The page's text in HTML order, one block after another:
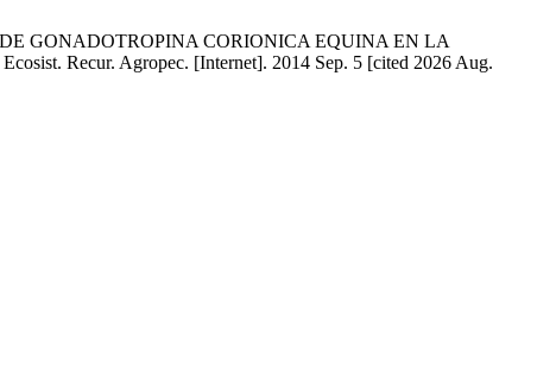
DE GONADOTROPINA CORIONICA EQUINA EN LA
Recur. Agropec. [Internet]. 2014 Sep. 5 [cited 2026 Aug.